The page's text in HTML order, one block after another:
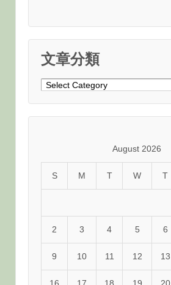
文章分類
文
August 2026
S M T W T
2 3 4 5 6
9 10 11 12 13